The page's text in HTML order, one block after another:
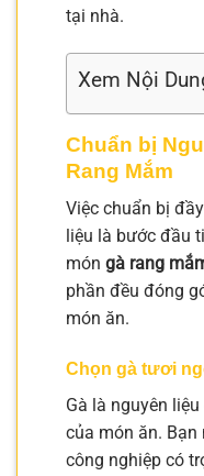
tại nhà.
Xem Nội
Chuẩn bị
Rang Mắm
Việc chuẩn bị
liệu là bước đầu
món gà rang
phần đều đóng
món ăn.
Chọn gà tươi
Gà là nguyên
của món ăn. Bạn
công nghiệp có